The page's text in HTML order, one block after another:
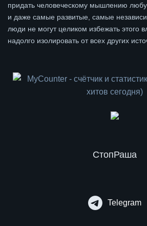
придать человеческому мышлению
и даже самые развитые, самые
люди не могут целиком избежать этого
надолго изолировать от всех других
СтопРаша
Telegram